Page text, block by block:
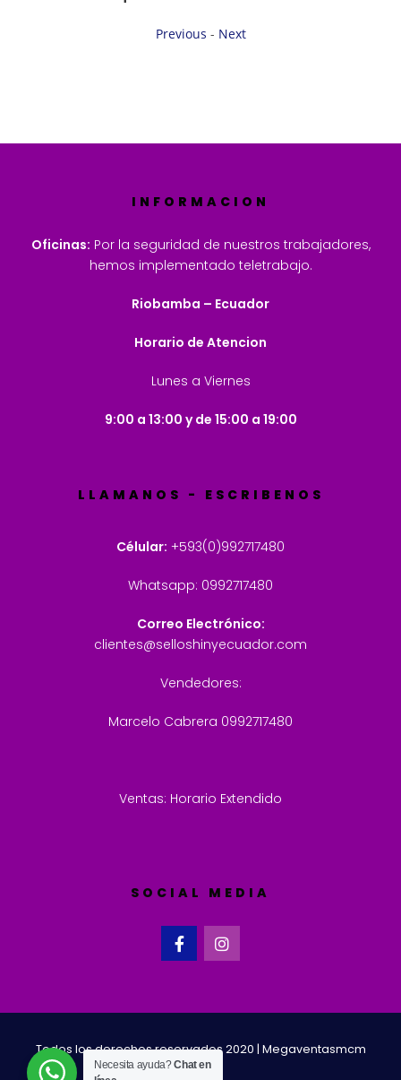
Previous - Next
INFORMACION
Oficinas: Por la seguridad de nuestros trabajadores,
hemos implementado teletrabajo.
Riobamba – Ecuador
Horario de Atencion
Lunes a Viernes
9:00 a 13:00 y de 15:00 a 19:00
LLAMANOS - ESCRIBENOS
Célular: +593(0)992717480
Whatsapp: 0992717480
Correo Electrónico:
clientes@selloshinyecuador.com
Vendedores:
Marcelo Cabrera 0992717480
Ventas: Horario Extendido
SOCIAL MEDIA
Todos los derechos reservados 2020 | Megaventasmcm
Necesita ayuda?Chat en